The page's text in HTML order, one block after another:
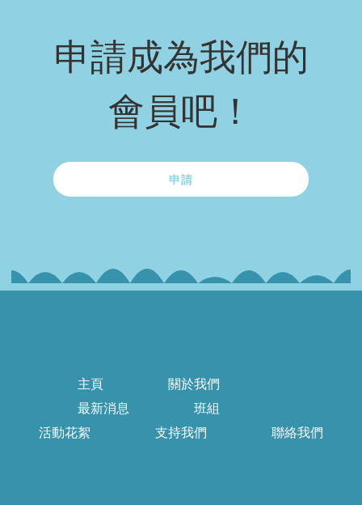
申請成為我們的
會員吧！
申請
主頁
關於我們
最新消息
班組
活動花絮
支持我們 聯絡我們